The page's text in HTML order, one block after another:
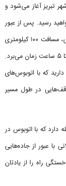
سفر از شهر تبریز آغاز می‌شود و
به مرز رازی خواهید رسید. پس از عبور
از مرز کاپیکوی، می‌توانید با استفاده از مینی‌بوس یا تاکسی، مسافت ۱۰۰ کیلومتری
تا شهر وان را طی کنید؛ این بخش از مسیر معمولا بین ۴ تا ۵ ساعت زمان می‌برد.
۱۵۲۳ کیلومتر پیش رو دارید که با اتوبوس‌های
با توقف‌هایی در طول مسیر
چشمه تنها ۹۰ کیلومتر فاصله دارد که با اتوبوس در
عبور از جاده‌هایی
راه را از یادتان